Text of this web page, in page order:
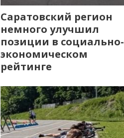
Саратовский регион
немного улучшил
позиции в социально-
экономическом
рейтинге